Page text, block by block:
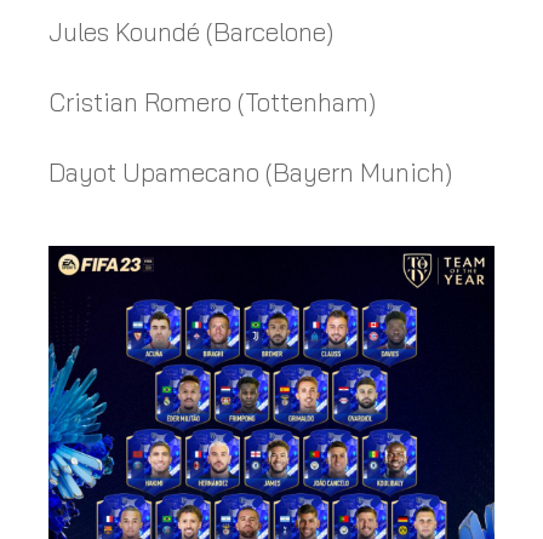
Jules Koundé (Barcelone)
Cristian Romero (Tottenham)
Dayot Upamecano (Bayern Munich)